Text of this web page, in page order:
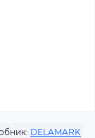
DELAMARK